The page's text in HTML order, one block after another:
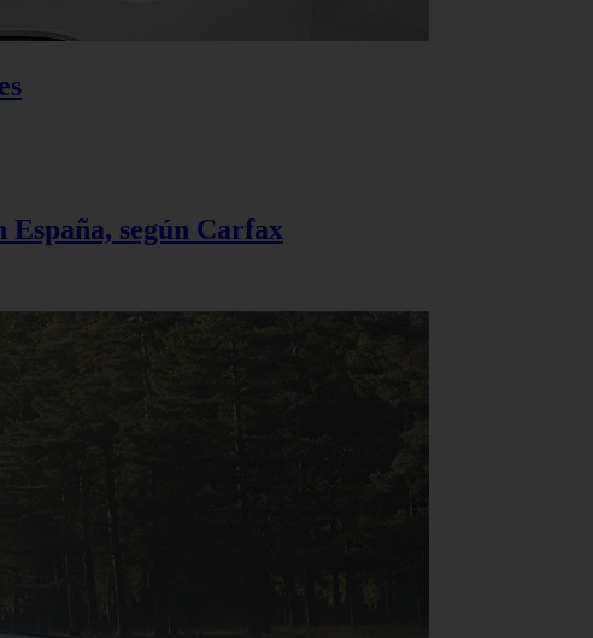
según Carfax